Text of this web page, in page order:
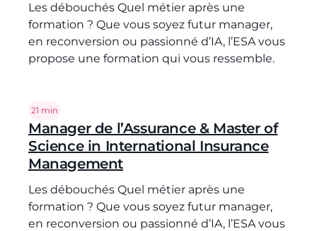
Les débouchés Quel métier après une
formation ? Que vous soyez futur manager,
en reconversion ou passionné d’IA, l’ESA vous
propose une formation qui vous ressemble.
Temps de lecture :
21 min
Manager de l’Assurance & Master of
Science in International Insurance
Management
Les débouchés Quel métier après une
formation ? Que vous soyez futur manager,
en reconversion ou passionné d’IA, l’ESA vous